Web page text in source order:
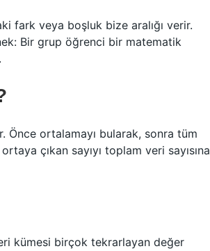
fark veya boşluk bize aralığı verir.
Bir grup öğrenci bir matematik
ortalamayı bularak, sonra tüm
çıkan sayıyı toplam veri sayısına
kümesi birçok tekrarlayan değer